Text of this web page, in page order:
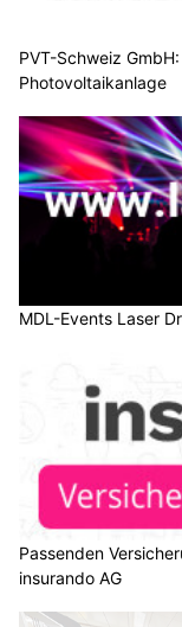
PVT-Schweiz
Photovoltaikanlage
MDL-Events Laser
Passenden
insurando AG